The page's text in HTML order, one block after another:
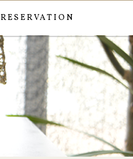
RESERVATION